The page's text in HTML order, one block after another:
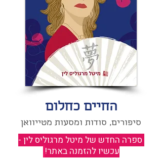
החיים כחלום
סיפורים, סודות ומסעות מטייוואן
ספרה החדש של מיטל מרגוליס לין -
עכשיו להזמנה באתר!